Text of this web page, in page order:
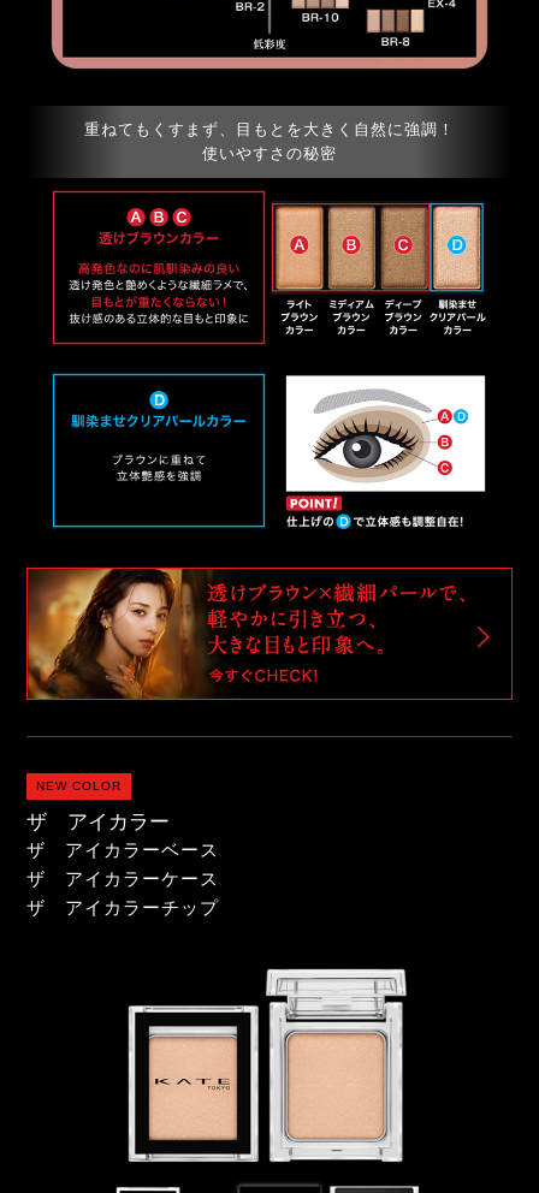
重ねてもくすまず、目もとを大きく自然に強調！
使いやすさの秘密
NEW COLOR
ザ アイカラー
ザ アイカラーベース
ザ アイカラーケース
ザ アイカラーチップ